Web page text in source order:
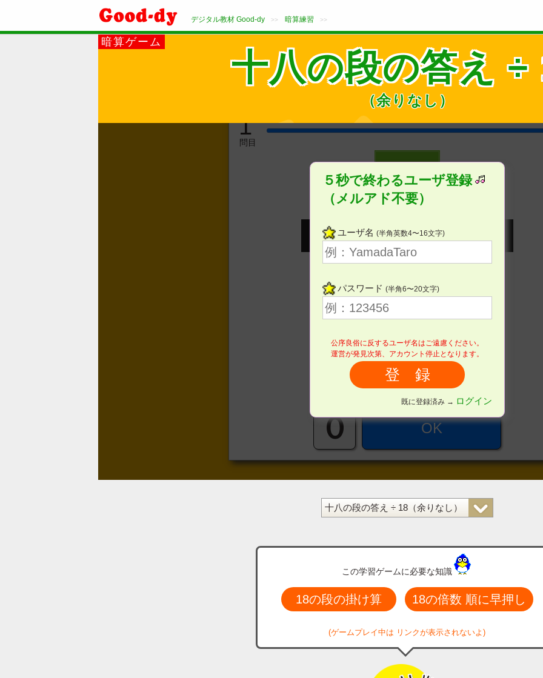
デジタル教材 Good-dy >> 暗算練習 >>
暗算ゲーム
十八の段の答え ÷
（余りなし）
1
問目
１ ２ ３
４ ５
６
８ ９
０
OK
５秒で終わるユーザ登録
（メルアド不要）
ユーザ名 (半角英数4〜16文字)
パスワード (半角6〜20文字)
公序良俗に反するユーザ名はご遠慮ください。
運営が発見次第、アカウント停止となります。
既に登録済み → ログイン
この学習ゲームに必要な知識
18の段の掛け算 18の倍数 順に早押し
(ゲームプレイ中は リンクが表示されないよ)